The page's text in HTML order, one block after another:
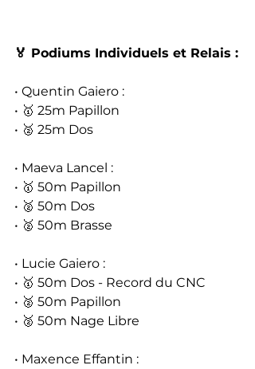
🏅 Podiums Individuels et Relais :
• Quentin Gaiero :
• 🥇 25m Papillon
• 🥈 25m Dos
• Maeva Lancel :
• 🥇 50m Papillon
• 🥈 50m Dos
• 🥈 50m Brasse
• Lucie Gaiero :
• 🥇 50m Dos - Record du CNC
• 🥈 50m Papillon
• 🥈 50m Nage Libre
• Maxence Effantin :